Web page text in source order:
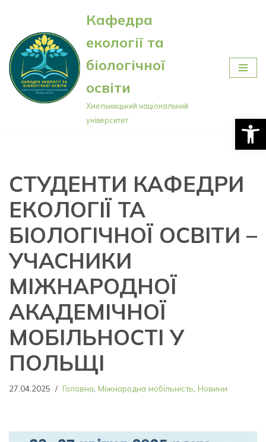
Перейти
до
вмісту
Кафедра
екології та
біологічної
освіти
Хмельницький національний
університет
СТУДЕНТИ КАФЕДРИ
ЕКОЛОГІЇ ТА
БІОЛОГІЧНОЇ ОСВІТИ –
УЧАСНИКИ
МІЖНАРОДНОЇ
АКАДЕМІЧНОЇ
МОБІЛЬНОСТІ У
ПОЛЬЩІ
27.04.2025 Головна Міжнародна мобільність Новини